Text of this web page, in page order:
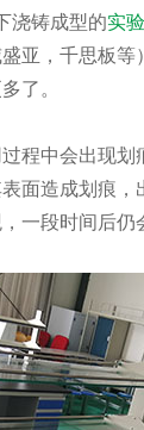
浇铸成型的实
亚，千思板等
了。
程中会出现划
面造成划痕，
一段时间后仍